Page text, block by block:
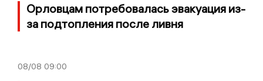
Орловцам потребовалась эвакуация из-
за подтопления после ливня
08/08 09:00